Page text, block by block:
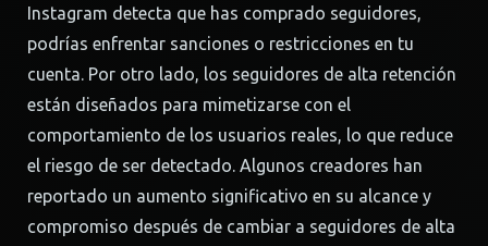
Instagram detecta que has comprado seguidores,
podrías enfrentar sanciones o restricciones en tu
cuenta. Por otro lado, los seguidores de alta retención
están diseñados para mimetizarse con el
comportamiento de los usuarios reales, lo que reduce
el riesgo de ser detectado. Algunos creadores han
reportado un aumento significativo en su alcance y
compromiso después de cambiar a seguidores de alta